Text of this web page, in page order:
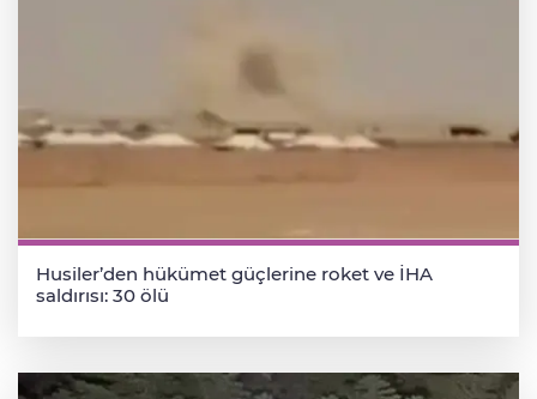
Husiler’den hükümet güçlerine roket ve İHA
saldırısı: 30 ölü